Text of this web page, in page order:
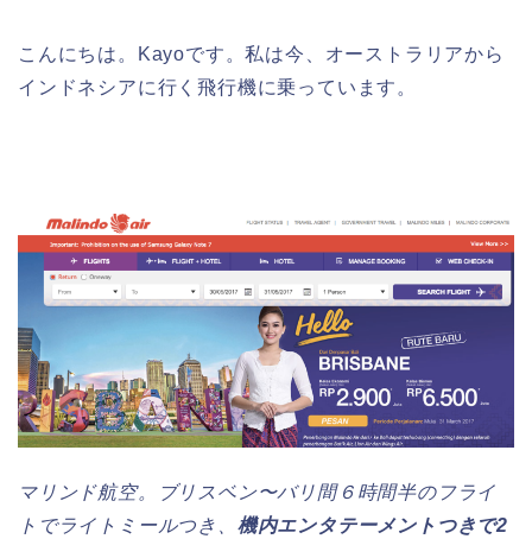
こんにちは。Kayoです。私は今、オーストラリアから
インドネシアに行く飛行機に乗っています。
マリンド航空。ブリスベン〜バリ間６時間半のフライ
トでライトミールつき、 機内エンタテーメントつきで2